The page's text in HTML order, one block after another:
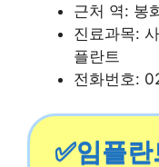
근처 역: 봉
진료과목:
플란트
전화번호:
✅임플